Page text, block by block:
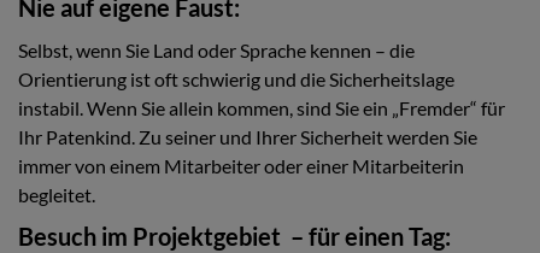
Nie auf eigene Faust:
Selbst, wenn Sie Land oder Sprache kennen – die
Orientierung ist oft schwierig und die Sicherheitslage
instabil. Wenn Sie allein kommen, sind Sie ein „Fremder“ für
Ihr Patenkind. Zu seiner und Ihrer Sicherheit werden Sie
immer von einem Mitarbeiter oder einer Mitarbeiterin
begleitet.
Besuch im Projektgebiet – für einen Tag: